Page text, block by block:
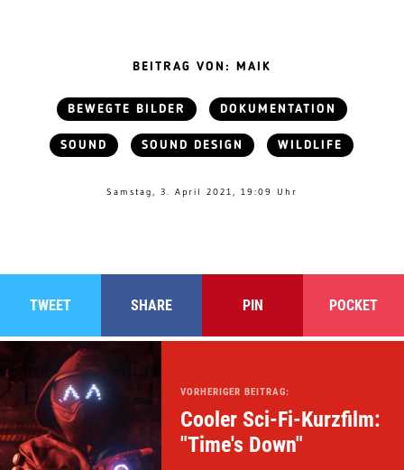
BEITRAG VON: MAIK
BEWEGTE BILDER DOKUMENTATION
SOUND SOUND DESIGN WILDLIFE
Samstag, 3. April 2021, 19:09 Uhr
TWEET SHARE PIN POCKET
VORHERIGER BEITRAG:
Cooler Sci-Fi-Kurzfilm:
"Time's Down"